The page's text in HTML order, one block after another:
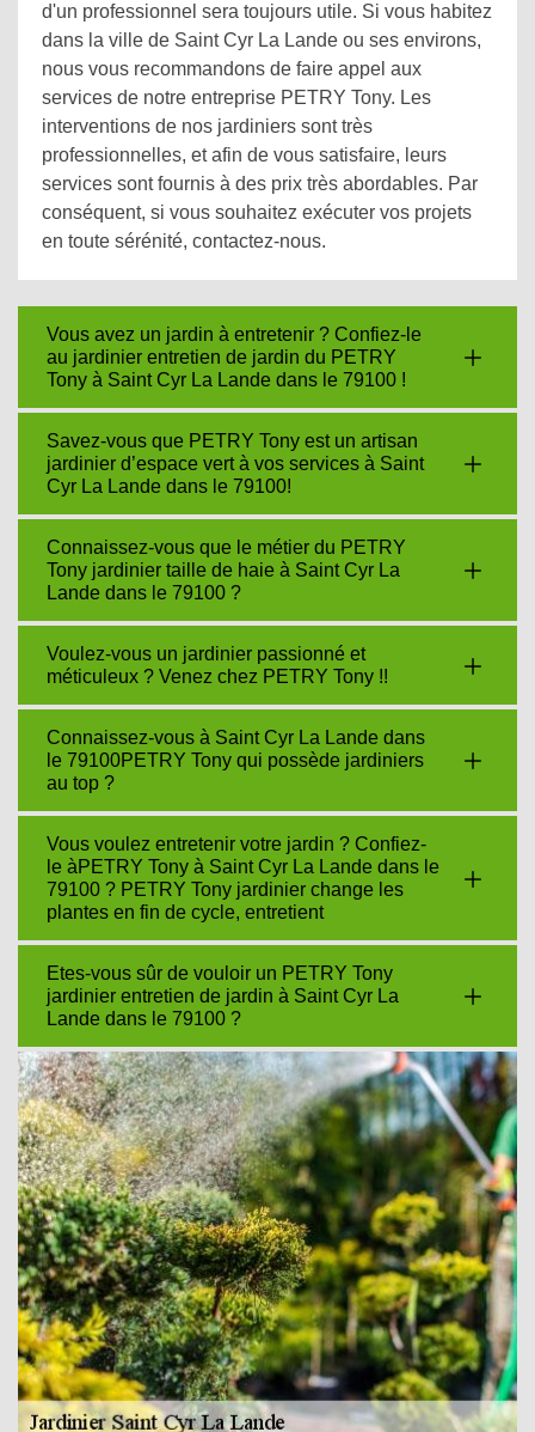
d'un professionnel sera toujours utile. Si vous habitez
dans la ville de Saint Cyr La Lande ou ses environs,
nous vous recommandons de faire appel aux
services de notre entreprise PETRY Tony. Les
interventions de nos jardiniers sont très
professionnelles, et afin de vous satisfaire, leurs
services sont fournis à des prix très abordables. Par
conséquent, si vous souhaitez exécuter vos projets
en toute sérénité, contactez-nous.
Vous avez un jardin à entretenir ? Confiez-le
au jardinier entretien de jardin du PETRY
Tony à Saint Cyr La Lande dans le 79100 !
Savez-vous que PETRY Tony est un artisan
jardinier d’espace vert à vos services à Saint
Cyr La Lande dans le 79100!
Connaissez-vous que le métier du PETRY
Tony jardinier taille de haie à Saint Cyr La
Lande dans le 79100 ?
Voulez-vous un jardinier passionné et
méticuleux ? Venez chez PETRY Tony !!
Connaissez-vous à Saint Cyr La Lande dans
le 79100PETRY Tony qui possède jardiniers
au top ?
Vous voulez entretenir votre jardin ? Confiez-
le àPETRY Tony à Saint Cyr La Lande dans le
79100 ? PETRY Tony jardinier change les
plantes en fin de cycle, entretient
Etes-vous sûr de vouloir un PETRY Tony
jardinier entretien de jardin à Saint Cyr La
Lande dans le 79100 ?